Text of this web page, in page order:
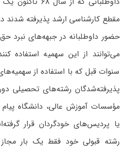
حضور داوطلبانه در جبهه‌های نبرد
می‌توانند از این سهمیه استفاده
سنوات قبل که با استفاده از
پذیرفته‌شدگان رشته‌های تحصیلی
مؤسسات آموزش عالی،‌ دانشگاه پیام
یا پردیس‌های خودگردان قرار
رشته قبولی خود فقط یک بار مجاز